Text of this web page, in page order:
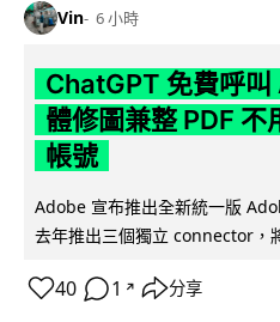
Vin 6 小時
ChatGPT 免費呼
體修圖兼整 PDF 不
帳號
Adobe 宣布推出全新統一版
去年推出三個獨立 connector，
40 1 ↗ 分享